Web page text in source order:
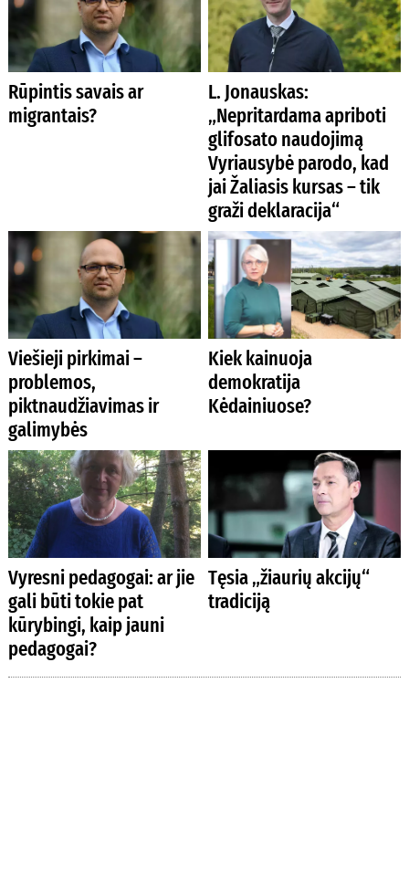
Rūpintis savais ar
migrantais?
L. Jonauskas:
„Nepritardama apriboti
glifosato naudojimą
Vyriausybė parodo, kad
jai Žaliasis kursas – tik
graži deklaracija“
Viešieji pirkimai –
problemos,
piktnaudžiavimas ir
galimybės
Kiek kainuoja
demokratija
Kėdainiuose?
Vyresni pedagogai: ar jie
gali būti tokie pat
kūrybingi, kaip jauni
pedagogai?
Tęsia „žiaurių akcijų“
tradiciją